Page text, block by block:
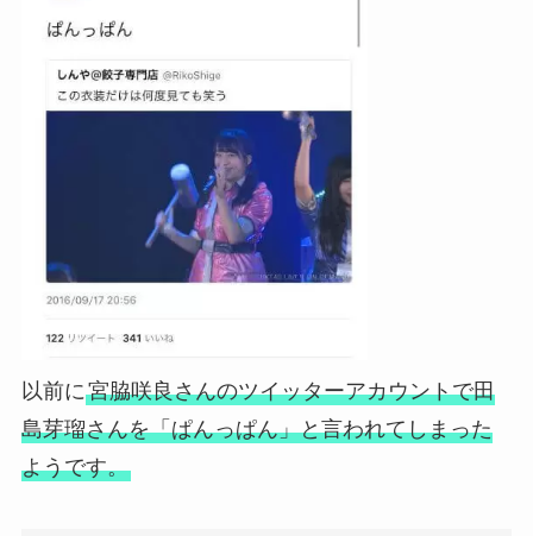
以前に宮脇咲良さんのツイッターアカウントで田
島芽瑠さんを「ぱんっぱん」と言われてしまった
ようです。